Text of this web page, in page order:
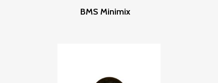
Leer Más
BMS Minimix